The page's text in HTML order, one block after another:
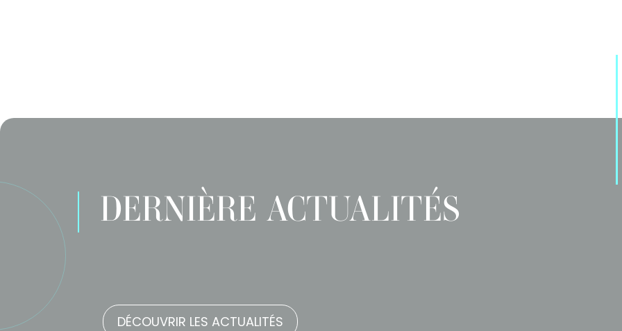
DERNIÈRE ACTUALITÉS
DÉCOUVRIR LES ACTUALITÉS